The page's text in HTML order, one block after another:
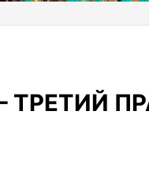
ТРЕТИЙ